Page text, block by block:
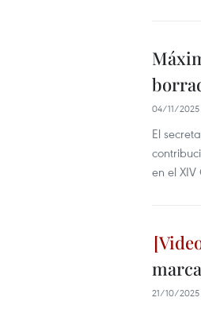
04/11/2025
El
en el
21/10/2025